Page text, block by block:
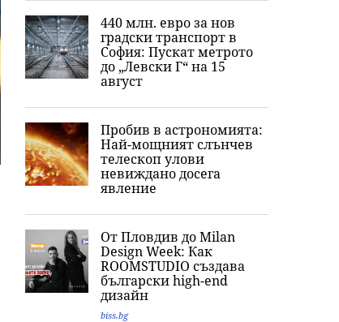
440 млн. евро за нов
градски транспорт в
София: Пускат метрото
до „Левски Г“ на 15
август
Пробив в астрономията:
Най-мощният слънчев
телескоп улови
невиждано досега
явление
От Пловдив до Milan
Design Week: Как
ROOMSTUDIO създава
български high-end
дизайн
biss.bg